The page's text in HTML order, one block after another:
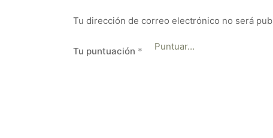
Tu dirección de correo electrónico no será
Tu puntuación *